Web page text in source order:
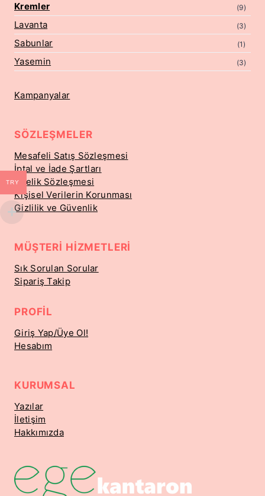
Kremler (9)
Lavanta (3)
Sabunlar (1)
Yasemin (3)
Kampanyalar
SÖZLEŞMELER
Mesafeli Satış Sözleşmesi
İptal ve İade Şartları
Üyelik Sözleşmesi
Kişisel Verilerin Korunması
Gizlilik ve Güvenlik
MÜŞTERI HIZMETLERI
Sık Sorulan Sorular
Sipariş Takip
PROFIL
Giriş Yap/Üye Ol!
Hesabım
KURUMSAL
Yazılar
İletişim
Hakkımızda
TRY